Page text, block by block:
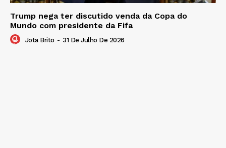
Trump nega ter discutido venda da Copa do
Mundo com presidente da Fifa
Jota Brito - 31 De Julho De 2026